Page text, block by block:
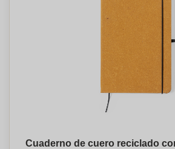
Cuaderno de cuero reciclado